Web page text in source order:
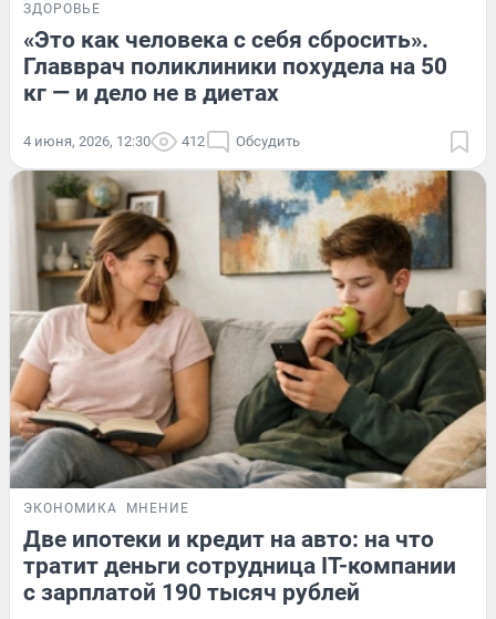
ЗДОРОВЬЕ
«Это как человека с себя сбросить».
Главврач поликлиники похудела на 50
кг — и дело не в диетах
4 июня, 2026, 12:30 412 Обсудить
ЭКОНОМИКА МНЕНИЕ
Две ипотеки и кредит на авто: на что
тратит деньги сотрудница IT-компании
с зарплатой 190 тысяч рублей